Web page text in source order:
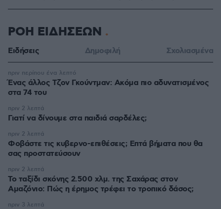
ΡΟΗ ΕΙΔΗΣΕΩΝ
Ειδήσεις Δημοφιλή Σχολιασμένα
Ένας άλλος Τζον Γκούντμαν: Ακόμα πιο αδυνατισμένος
στα 74 του
πριν περίπου ένα λεπτό
Γιατί να δίνουμε στα παιδιά σαρδέλες;
πριν 2 λεπτά
Φοβάστε τις κυβερνο-επιθέσεις; Επτά βήματα που θα
σας προστατεύσουν
πριν 2 λεπτά
Το ταξίδι σκόνης 2.500 χλμ. της Σαχάρας στον
Αμαζόνιο: Πώς η έρημος τρέφει το τροπικό δάσος;
πριν 2 λεπτά
πριν 3 λεπτά